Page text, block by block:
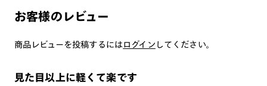
み）をご注文の場合、レンズ交換券を選択後に店舗にて度
商品とレンズ交換券が届きましたらお近くのJINS店舗へご
作成日数をいただきます。
お客様のレビュー
商品レビューを投稿するにはログイン してください。
見た目以上に軽くて楽です